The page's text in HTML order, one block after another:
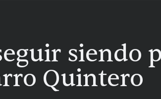
siendo
Quintero